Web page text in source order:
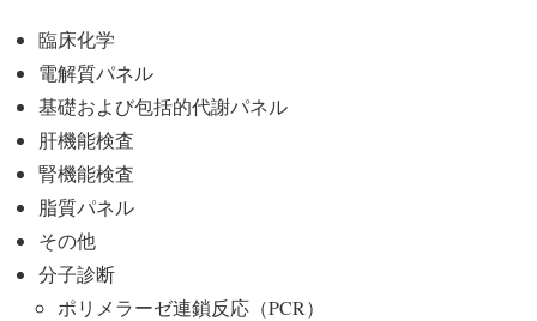
臨床化学
電解質パネル
基礎および包括的代謝パネル
肝機能検査
腎機能検査
脂質パネル
その他
分子診断
ポリメラーゼ連鎖反応（PCR）